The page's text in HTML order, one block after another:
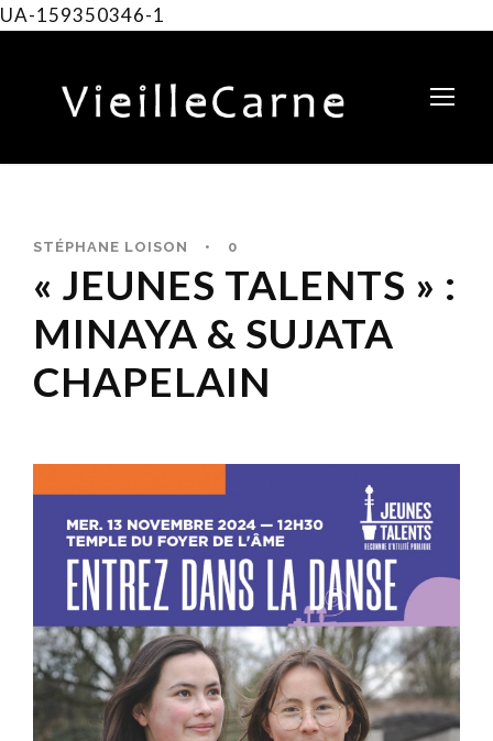
UA-159350346-1
STÉPHANE LOISON • 0
« JEUNES TALENTS » :
MINAYA & SUJATA
CHAPELAIN